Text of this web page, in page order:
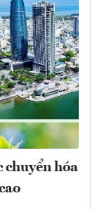
chuyển hóa